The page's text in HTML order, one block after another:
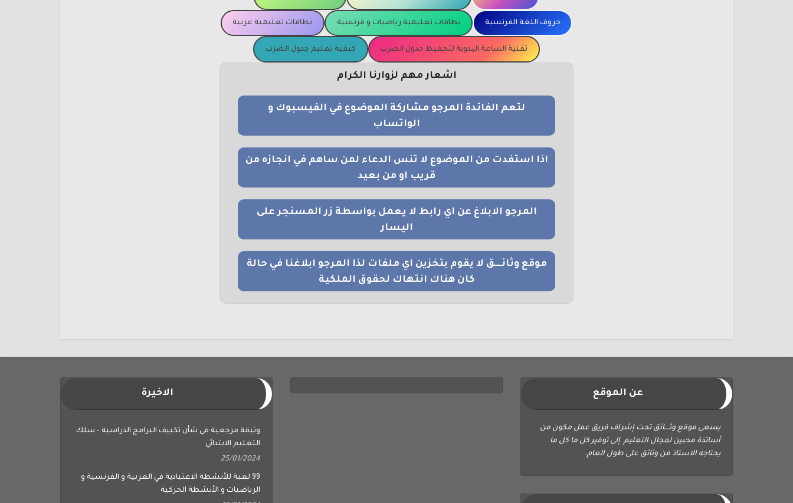
حروف اللغة الفرنسية بطاقات تعليمية رياضيات و فرنسية بطاقات تعليمية عربية
تقنية الساعة اليدوية لتحفيظ جدول الضرب كيفية تعليم جدول الضرب
اشعار مهم لزوارنا الكرام
الواتساب
قريب او من بعيد
اليسار
كان هناك انتهاك لحقوق الملكية
الاخيرة
التعليم الابتدائي
25/01/2024
99 لعبة للأنشطة الاعتيادية في العربية و الفرنسية و
الرياضيات و الأنشطة الحركية
18/01/2024
عن الموقع
يسعى موقع وثــــائق تحت إشراف فريق عمل مكون من
أساتذة محبين لمجال التعليم إلى توفير كل ما كل ما
يحتاجه الاستاذ من وثائق على طول العام.
ابحث في الموقع